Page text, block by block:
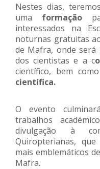
Nestes dias,
uma formação
interessados na
noturnas gratuitas
de Mafra, onde
dos cientistas e a c
científico, bem
científica.
O evento
trabalhos
divulgação à
Quiropterianas,
mais emblemáticos
Mafra.